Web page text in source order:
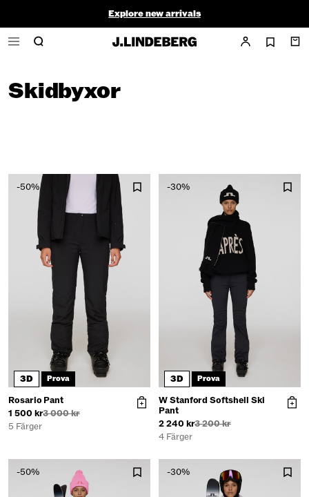
Explore new arrivals
Golf Sale |Herr|Dam
Skidbyxor
-50%
3D Prova
Rosario Pant
1 500 kr3 000 kr
5 Färger
-30%
3D Prova
W Stanford Softshell Ski
Pant
2 240 kr3 200 kr
4 Färger
-50% -30%